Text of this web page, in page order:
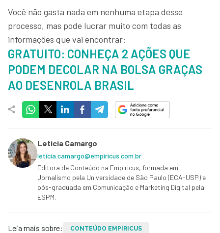
Você não gasta nada em nenhuma etapa desse
processo, mas pode lucrar muito com todas as
informações que vai encontrar:
GRATUITO: CONHEÇA 2 AÇÕES QUE
PODEM DECOLAR NA BOLSA GRAÇAS
AO DESENROLA BRASIL
Leticia Camargo
leticia.camargo@empiricus.com.br
Editora de Conteúdo na Empiricus, formada em
Jornalismo pela Universidade de São Paulo (ECA-USP) e
pós-graduada em Comunicação e Marketing Digital pela
ESPM.
Leia mais sobre: CONTEÚDO EMPIRICUS